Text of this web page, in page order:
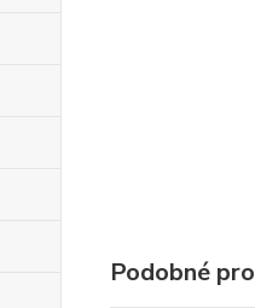
Podobné